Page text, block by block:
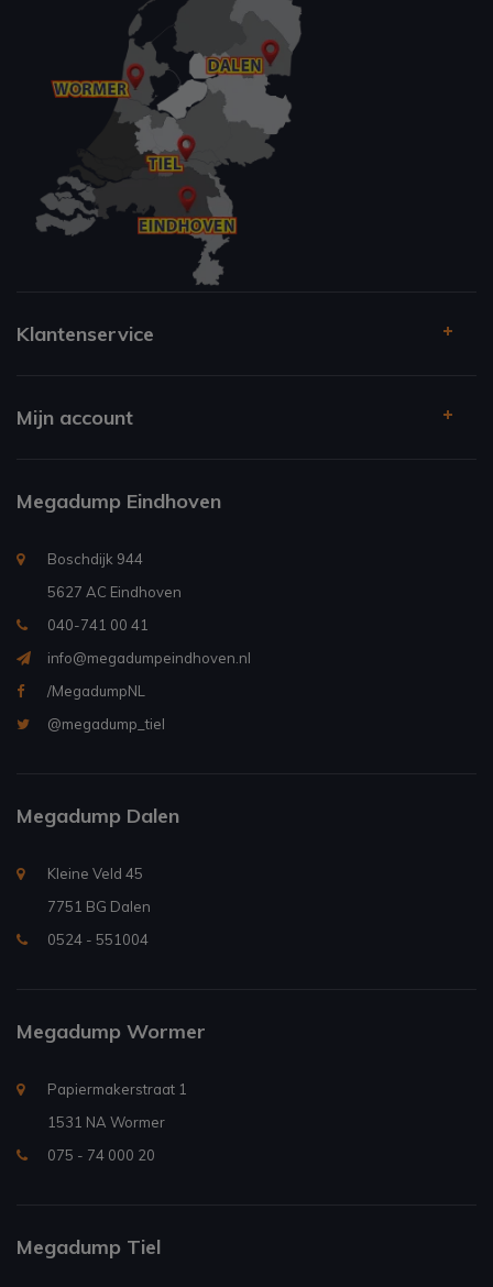
Klantenservice
Mijn account
Megadump Eindhoven
Boschdijk 944
5627 AC Eindhoven
040-741 00 41
info@megadumpeindhoven.nl
/MegadumpNL
@megadump_tiel
Megadump Dalen
Kleine Veld 45
7751 BG Dalen
0524 - 551004
Megadump Wormer
Papiermakerstraat 1
1531 NA Wormer
075 - 74 000 20
Megadump Tiel